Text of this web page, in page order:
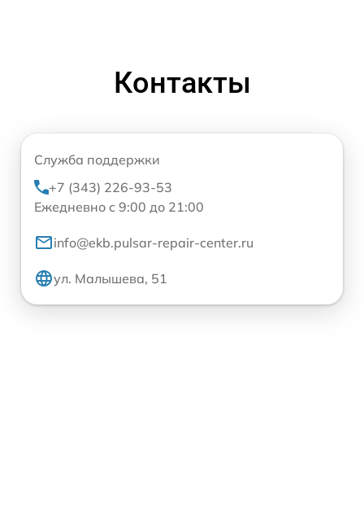
Контакты
Служба поддержки
+7 (343) 226-93-53
Ежедневно с 9:00 до 21:00
info@ekb.pulsar-repair-center.ru
ул. Малышева, 51